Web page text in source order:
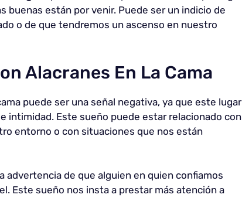
buenas están por venir. Puede ser un indicio de
o de que tendremos un ascenso en nuestro
Alacranes En La Cama
puede ser una señal negativa, ya que este lugar
intimidad. Este sueño puede estar relacionado con
entorno o con situaciones que nos están
advertencia de que alguien en quien confiamos
Este sueño nos insta a prestar más atención a